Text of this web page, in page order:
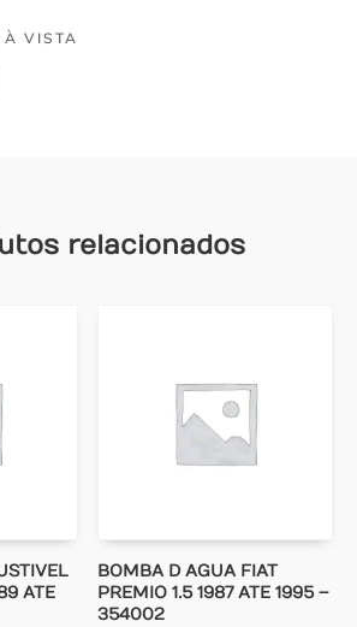
À VISTA
relacionados
ATE
BOMBA D AGUA FIAT
PREMIO 1.5 1987 ATE 1995 –
354002